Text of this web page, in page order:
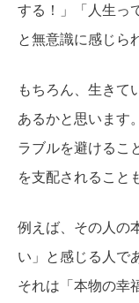
する！」「人生っ
と無意識に感じら
もちろん、生きて
あるかと思います
ラブルを避けるこ
を支配されること
例えば、その人の
い」と感じる人で
それは「本物の幸